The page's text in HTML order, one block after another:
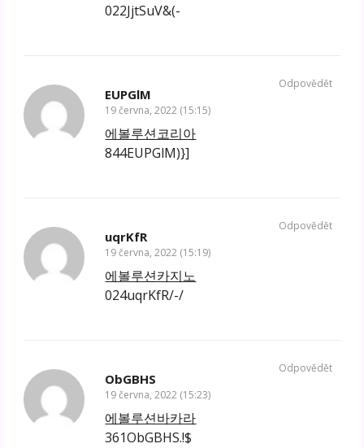
022JjtSuV&(-
EUPGlM
19 června, 2022 (15:15)
에볼루션코리아
844EUPGlM)}]
Odpovědět
uqrKfR
19 června, 2022 (15:19)
에볼루션카지노
024uqrKfR/-/
Odpovědět
ObGBHS
19 června, 2022 (15:23)
에볼루션바카라
361ObGBHS.!$
Odpovědět